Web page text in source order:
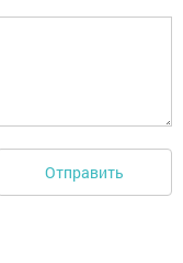
Отправить